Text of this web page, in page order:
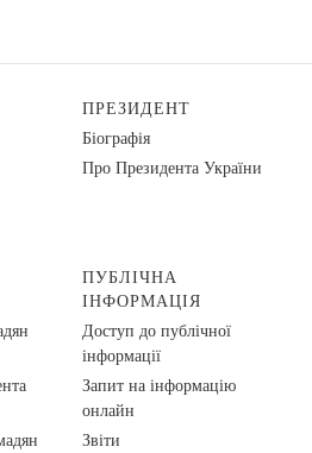
ПРЕЗИДЕНТ
Біографія
Про Президента України
ПУБЛІЧНА
ІНФОРМАЦІЯ
Доступ до публічної
інформації
Запит на інформацію
онлайн
Звіти